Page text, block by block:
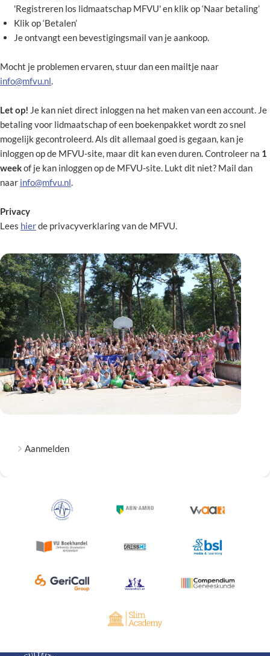
'Registreren los lidmaatschap MFVU' en klik op ‘Naar betaling’
Klik op ‘Betalen’
Je ontvangt een bevestigingsmail van je aankoop.
Mocht je problemen ervaren, stuur dan een mailtje naar
info@mfvu.nl.
Let op! Je kan niet direct inloggen na het maken van een account. Je
betaling voor lidmaatschap of een boekenpakket wordt zo snel
mogelijk gecontroleerd. Als dit allemaal goed is gegaan, kan je
inloggen op de MFVU-site, maar dit kan even duren. Controleer na 1
weekof je kan inloggen op de MFVU-site. Lukt dit niet? Mail dan
naar info@mfvu.nl.
Privacy
Lees hierde privacyverklaring van de MFVU.
Aanmelden